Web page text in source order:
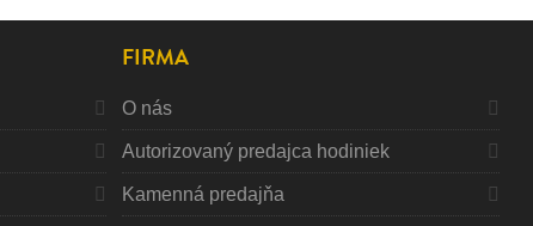
FIRMA
O nás
Autorizovaný predajca hodiniek
Kamenná predajňa